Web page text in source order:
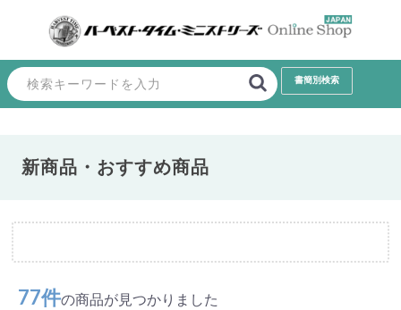
新商品・おすすめ商品
77件の商品が見つかりました